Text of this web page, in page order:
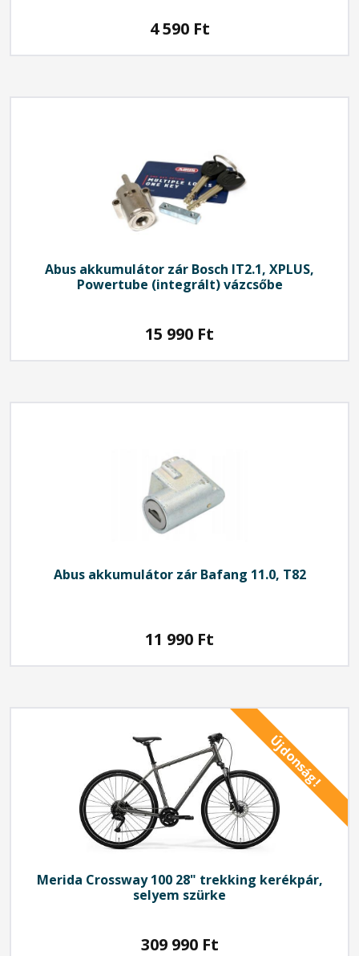
4 590 Ft
Abus akkumulátor zár Bosch IT2.1, XPLUS,
Powertube (integrált) vázcsőbe
15 990 Ft
Abusakkumulátor zár Bafang 11.0, T82
11 990 Ft
Újdonság!
Merida Crossway 100 28" trekking kerékpár,
selyem szürke
309 990 Ft